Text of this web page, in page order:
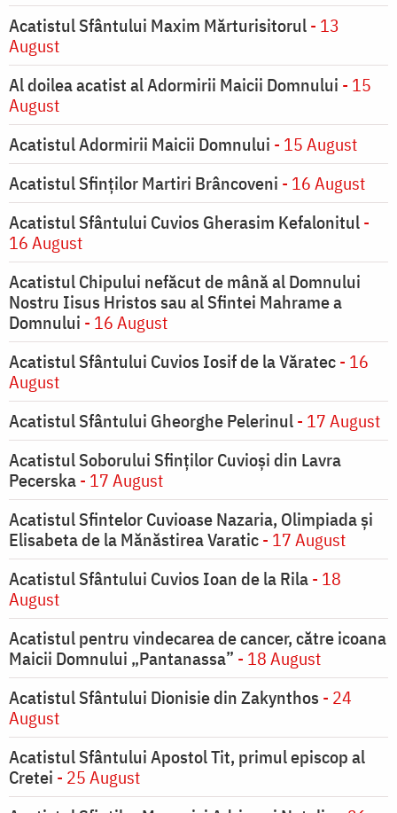
Acatistul Sfântului Maxim Mărturisitorul- 13
August
Al doilea acatist al Adormirii Maicii Domnului - 15
August
Acatistul Adormirii Maicii Domnului - 15 August
Acatistul Sfinților Martiri Brâncoveni - 16 August
Acatistul Sfântului Cuvios Gherasim Kefalonitul-
16 August
Acatistul Chipului nefăcut de mână al Domnului
Nostru Iisus Hristos sau al Sfintei Mahrame a
Domnului - 16 August
Acatistul Sfântului Cuvios Iosif de la Văratec- 16
August
Acatistul Sfântului Gheorghe Pelerinul- 17 August
Acatistul Soborului Sfinților Cuvioși din Lavra
Pecerska- 17 August
Acatistul Sfintelor Cuvioase Nazaria, Olimpiada și
Elisabeta de la Mănăstirea Varatic- 17 August
Acatistul Sfântului Cuvios Ioan de la Rila- 18
August
Acatistul pentru vindecarea de cancer, către icoana
Maicii Domnului „Pantanassa” - 18 August
Acatistul Sfântului Dionisie din Zakynthos - 24
August
Acatistul Sfântului Apostol Tit, primul episcop al
Cretei - 25 August